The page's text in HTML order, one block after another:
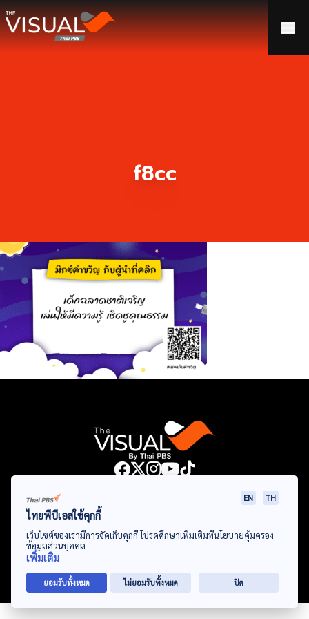
ข้ามไปยังเนื้อหา
f8cc
Data Viz Topics
© Thai Public Broadcasting Service. All Rights Reserved
2024
ไทยพีบีเอสใช้คุกกี้
EN TH
เว็บไซต์ของเรามีการจัดเก็บคุกกี้ โปรดศึกษาเพิ่มเติมที่นโยบายคุ้มครอง
ข้อมูลส่วนบุคคล
เพิ่มเติม
ยอมรับทั้งหมด ไม่ยอมรับทั้งหมด ปิด